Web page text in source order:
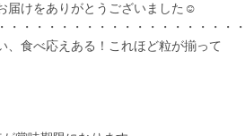
届けをありがとうございました☺
・・・・・・・・・・・・・・・・・・
、食べ応えある！これほど粒が揃って